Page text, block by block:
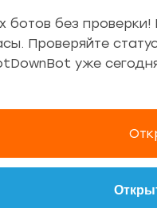
ботов без
Проверяйте
уже